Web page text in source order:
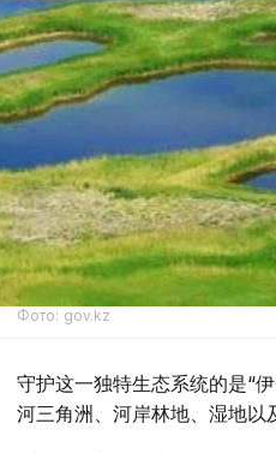
Фото: gov.kz
守护这一独特生态系统的是“
河三角洲、河岸林地、湿地以